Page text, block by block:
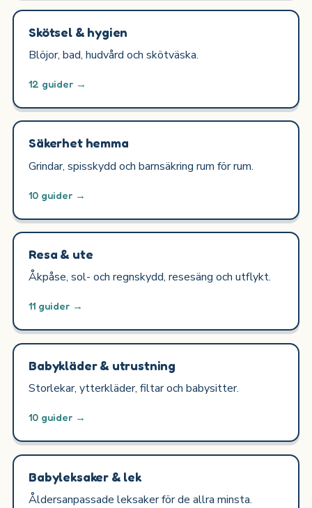
Skötsel & hygien
Blöjor, bad, hudvård och skötväska.
12 guider →
Säkerhet hemma
Grindar, spisskydd och barnsäkring rum för rum.
10 guider →
Resa & ute
Åkpåse, sol- och regnskydd, resesäng och utflykt.
11 guider →
Babykläder & utrustning
Storlekar, ytterkläder, filtar och babysitter.
10 guider →
Babyleksaker & lek
Åldersanpassade leksaker för de allra minsta.